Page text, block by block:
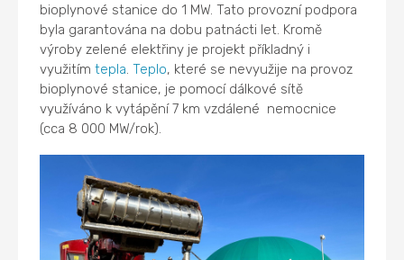
bioplynové stanice do 1 MW. Tato provozní podpora
byla garantována na dobu patnácti let. Kromě
výroby zelené elektřiny je projekt příkladný i
využitímtepla.Teplo, které se nevyužije na provoz
bioplynové stanice, je pomocí dálkové sítě
využíváno k vytápění 7 km vzdálené nemocnice
(cca 8 000 MW/rok).